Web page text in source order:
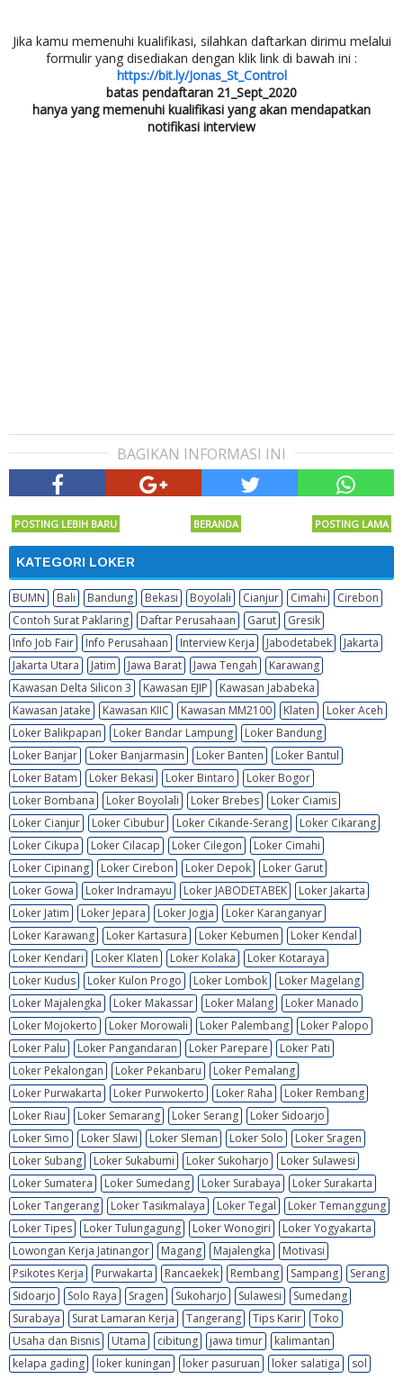
Jika kamu memenuhi kualifikasi, silahkan daftarkan dirimu melalui
formulir yang disediakan dengan klik link di bawah ini :
https://bit.ly/Jonas_St_Control
batas pendaftaran 21_Sept_2020
hanya yang memenuhi kualifikasi yang akan mendapatkan
notifikasi interview
BAGIKAN INFORMASI INI
POSTING LEBIH BARU POSTING LAMA
BERANDA
KATEGORI LOKER
BUMN Bali Bandung Bekasi Boyolali Cianjur Cimahi
Cirebon
Contoh Surat Paklaring
Daftar Perusahaan Garut
Gresik
Info Job Fair
Info Perusahaan Interview Kerja Jabodetabek
Jakarta
Jakarta Utara
Jatim Jawa Barat Jawa Tengah
Karawang
Kawasan Delta Silicon 3
Kawasan EJIP
Kawasan Jababeka
Kawasan Jatake
Kawasan KIIC Kawasan MM2100 Klaten
Loker Aceh
Loker Balikpapan
Loker Bandar Lampung
Loker Bandung
Loker Banjar
Loker Banjarmasin Loker Banten
Loker Bantul
Loker Batam
Loker Bekasi Loker Bintaro
Loker Bogor
Loker Bombana
Loker Boyolali Loker Brebes
Loker Ciamis
Loker Cianjur
Loker Cibubur Loker Cikande-Serang
Loker Cikarang
Loker Cikupa
Loker Cilacap Loker Cilegon
Loker Cimahi
Loker Cipinang
Loker Cirebon Loker Depok
Loker Garut
Loker Gowa
Loker Indramayu Loker JABODETABEK
Loker Jakarta
Loker Jatim
Loker Jepara Loker Jogja
Loker Karanganyar
Loker Karawang
Loker Kartasura Loker Kebumen
Loker Kendal
Loker Kendari
Loker Klaten Loker Kolaka
Loker Kotaraya
Loker Kudus
Loker Kulon Progo Loker Lombok
Loker Magelang
Loker Majalengka
Loker Makassar Loker Malang
Loker Manado
Loker Mojokerto
Loker Morowali Loker Palembang
Loker Palopo
Loker Palu
Loker Pangandaran Loker Parepare
Loker Pati
Loker Pekalongan
Loker Pekanbaru
Loker Pemalang
Loker Purwakarta
Loker Purwokerto Loker Raha
Loker Rembang
Loker Riau
Loker Semarang Loker Serang
Loker Sidoarjo
Loker Simo
Loker Slawi Loker Sleman Loker Solo
Loker Sragen
Loker Subang
Loker Sukabumi Loker Sukoharjo
Loker Sulawesi
Loker Sumatera
Loker Sumedang Loker Surabaya
Loker Surakarta
Loker Tangerang
Loker Tasikmalaya Loker Tegal
Loker Temanggung
Loker Tipes
Loker Tulungagung Loker Wonogiri
Loker Yogyakarta
Lowongan Kerja Jatinangor
Magang Majalengka
Motivasi
Psikotes Kerja
Purwakarta Rancaekek Rembang Sampang
Serang
Sidoarjo
Solo Raya Sragen Sukoharjo Sulawesi
Sumedang
Surabaya
Surat Lamaran Kerja Tangerang Tips Karir
Toko
Usaha dan Bisnis
Utama cibitung jawa timur
kalimantan
kelapa gading
loker kuningan loker pasuruan loker salatiga sol